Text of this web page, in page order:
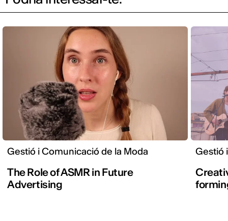
Gestió i Comunicació de la Moda
The Role of ASMR in Future
Advertising
Gestió